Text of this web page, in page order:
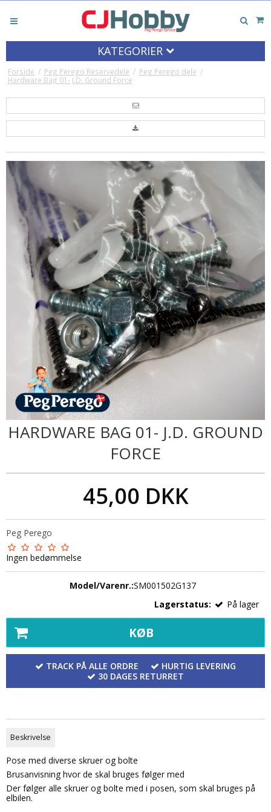
KATEGORIER
Forside / Peg Perego Reservedele / Peg Perego dele /
Hardware Bag 01- J.D. Ground Force
HARDWARE BAG 01- J.D. GROUND
FORCE
45,00 DKK
Peg Perego
Ingen bedømmelse
Model/Varenr.:SM001502G137
Lagerstatus:
På lager
KØB
TRACK PÅ ALLE ORDRE
HURTIG LEVERING
30 DAGES RETURRET
Beskrivelse
Pose med diverse skruer og bolte
Brusanvisning hvor de skal bruges følger med
Der følger alle skruer og bolte med i posen, som skal bruges på
elbilen.